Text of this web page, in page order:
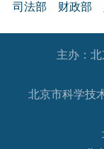
司法部 财政部
生态环境部 住
农业农村部 商
主办：
北京市科学技